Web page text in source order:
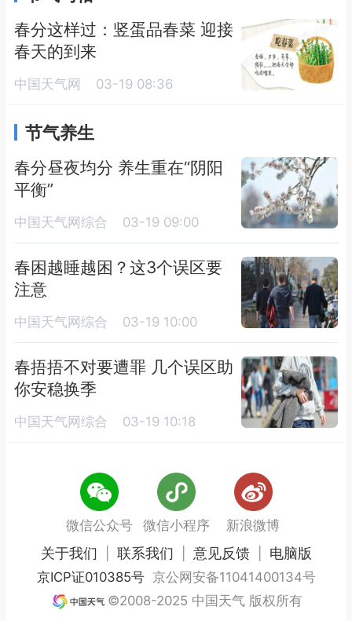
春分这样过：竖蛋品春菜 迎接
春天的到来
中国天气网 03-19 08:36
节气养生
春分昼夜均分 养生重在“阴阳
平衡”
中国天气网综合 03-19 09:00
春困越睡越困？这3个误区要
注意
中国天气网综合 03-19 10:00
春捂捂不对要遭罪 几个误区助
你安稳换季
中国天气网综合 03-19 10:18
微信公众号 微信小程序 新浪微博
关于我们 联系我们 意见反馈 电脑版
京ICP证010385号京公网安备11041400134号
©2008-2025 中国天气 版权所有